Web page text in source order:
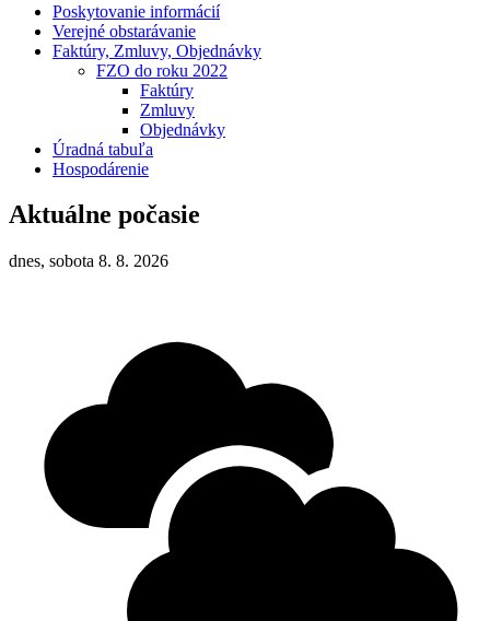
Poskytovanie informácií
Verejné obstarávanie
Faktúry, Zmluvy, Objednávky
FZO do roku 2022
Faktúry
Zmluvy
Objednávky
Úradná tabuľa
Hospodárenie
Aktuálne počasie
dnes, sobota 8. 8. 2026